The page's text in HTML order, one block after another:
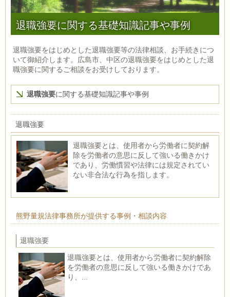
退職強要に関する基礎知識記事や事例
退職強要をはじめとした退職強要等の法律相談、お手続きにつ
いて御紹介します。広島市、中区の退職強要をはじめとした退
職強要に関するご相談をお受けしております。
退職強要に関する基礎知識記事や事例
退職強要
退職強要とは、使用者から労働者に契約解
除を労働者の意思に反して強いる働きかけ
であり、労働慣習や法律には規定されてい
ない非合法な行為を指します。
熊野量規法律事務所が提供する事例・相談内容
退職強要
退職強要とは、使用者から労働者に契約解除
を労働者の意思に反して強いる働きかけであ
り、...